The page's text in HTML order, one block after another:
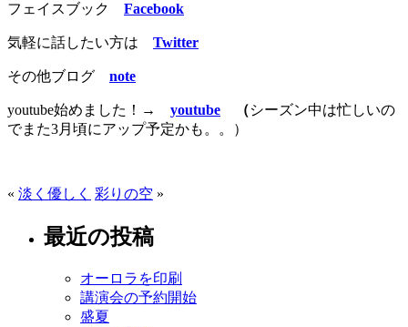
フェイスブック Facebook
気軽に話したい方は Twitter
その他ブログ note
youtube始めました！→ youtube （シーズン中は忙しいの
でまた3月頃にアップ予定かも。。）
« 淡く優しく 彩りの空 »
最近の投稿
オーロラを印刷
講演会の予約開始
盛夏